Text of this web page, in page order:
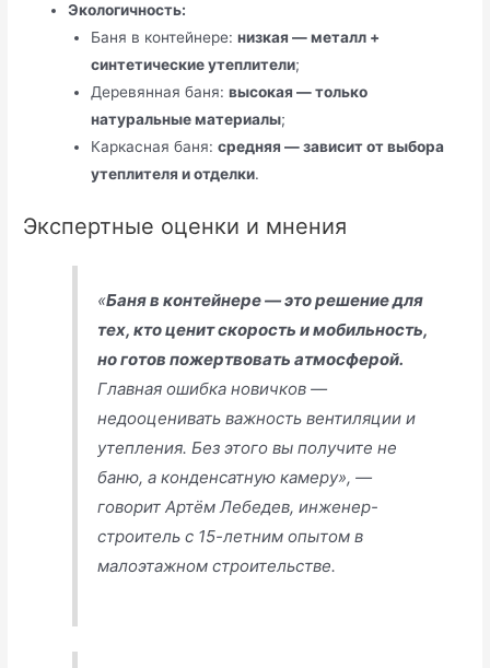
Экологичность:
Баня в контейнере: низкая — металл +
синтетические утеплители;
Деревянная баня: высокая — только
натуральные материалы;
Каркасная баня: средняя — зависит от выбора
утеплителя и отделки.
Экспертные оценки и мнения
«Баня в контейнере — это решение для
тех, кто ценит скорость и мобильность,
но готов пожертвовать атмосферой.
Главная ошибка новичков —
недооценивать важность вентиляции и
утепления. Без этого вы получите не
баню, а конденсатную камеру», —
говорит Артём Лебедев, инженер-
строитель с 15-летним опытом в
малоэтажном строительстве.